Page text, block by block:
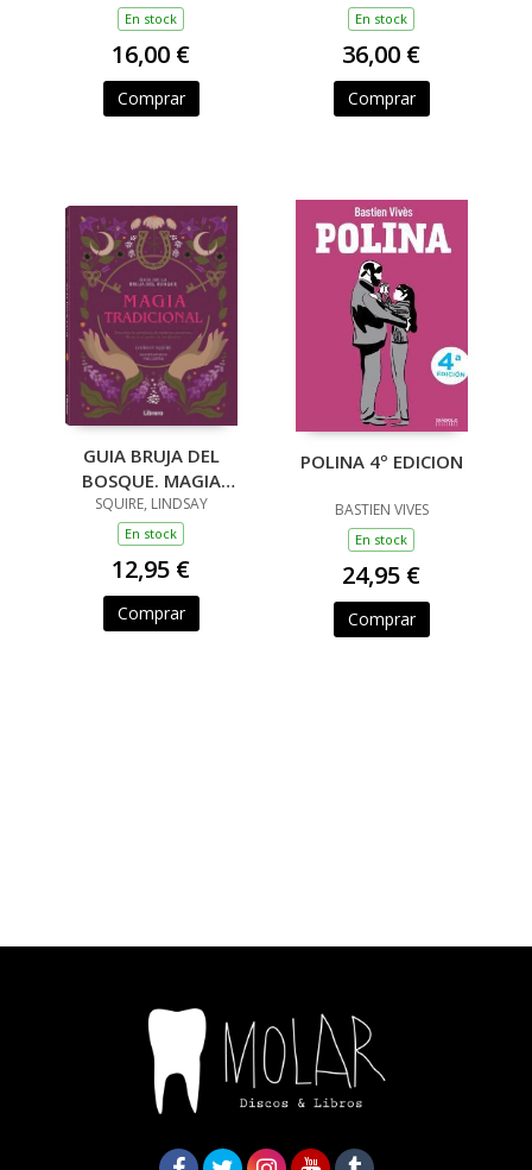
En stock
16,00 €
Comprar
En stock
36,00 €
Comprar
GUIA BRUJA DEL
BOSQUE. MAGIA
TRADICIONAL
SQUIRE, LINDSAY
En stock
12,95 €
Comprar
POLINA 4º EDICION
BASTIEN VIVES
En stock
24,95 €
Comprar